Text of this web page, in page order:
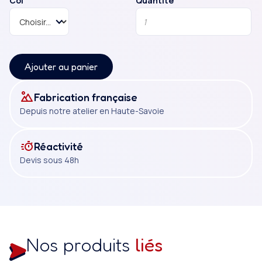
rond.
Ajouter au panier
Fabrication française
Depuis notre atelier en Haute-Savoie
Réactivité
Devis sous 48h
Nos produits liés